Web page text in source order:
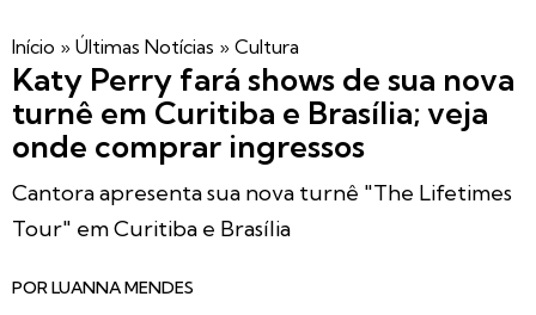
Início » Últimas Notícias » Cultura
Katy Perry fará shows de sua nova
turnê em Curitiba e Brasília; veja
onde comprar ingressos
Cantora apresenta sua nova turnê "The Lifetimes
Tour" em Curitiba e Brasília
PORLUANNA MENDES